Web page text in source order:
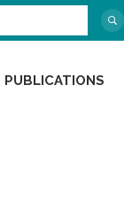
PUBLICATIONS